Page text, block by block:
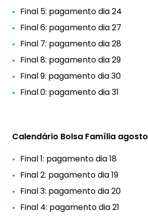
Final 5: pagamento dia 24
Final 6: pagamento dia 27
Final 7: pagamento dia 28
Final 8: pagamento dia 29
Final 9: pagamento dia 30
Final 0: pagamento dia 31
Calendário Bolsa Família agosto
Final 1: pagamento dia 18
Final 2: pagamento dia 19
Final 3: pagamento dia 20
Final 4: pagamento dia 21